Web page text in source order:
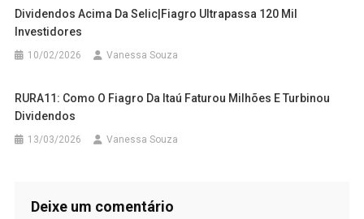
Dividendos Acima Da Selic|Fiagro Ultrapassa 120 Mil
Investidores
10/02/2026 Vanessa Souza
RURA11: Como O Fiagro Da Itaú Faturou Milhões E Turbinou
Dividendos
13/03/2026 Vanessa Souza
Deixe um comentário